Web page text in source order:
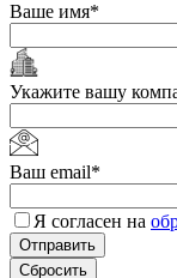
Ваше имя*
Укажите вашу
Ваш email*
Я согласен на